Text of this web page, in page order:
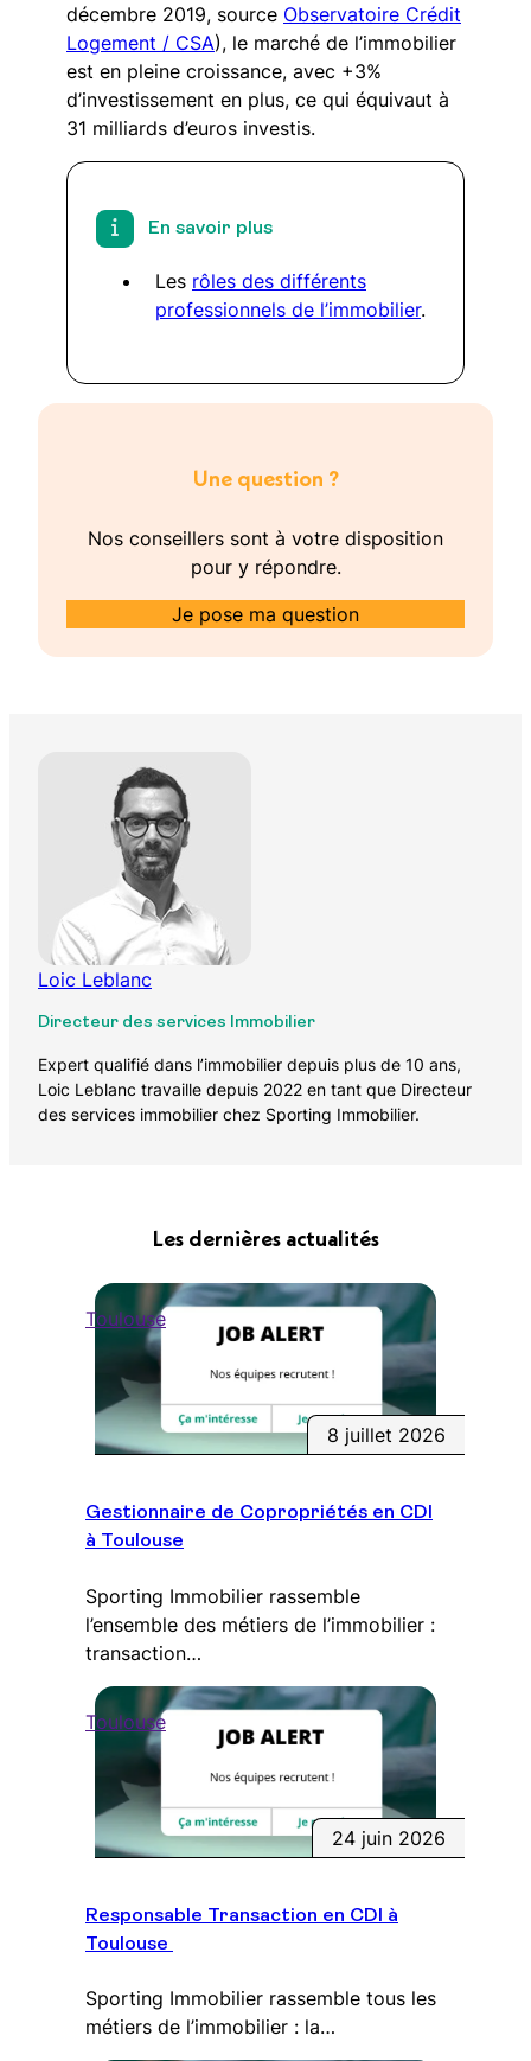
décembre 2019, source Observatoire Crédit
Logement / CSA), le marché de l’immobilier
est en pleine croissance, avec +3%
d’investissement en plus, ce qui équivaut à
31 milliards d’euros investis.
En savoir plus
Les rôles des différents
professionnels de l’immobilier.
Une question ?
Nos conseillers sont à votre disposition
pour y répondre.
Je pose ma question
Loic Leblanc
Directeur des services Immobilier
Expert qualifié dans l’immobilier depuis plus de 10 ans,
Loic Leblanc travaille depuis 2022 en tant que Directeur
des services immobilier chez Sporting Immobilier.
Les dernières actualités
Toulouse
8 juillet 2026
Gestionnaire de Copropriétés en CDI
à Toulouse
Sporting Immobilier rassemble
l’ensemble des métiers de l’immobilier :
transaction…
Toulouse
24 juin 2026
Responsable Transaction en CDI à
Toulouse
Sporting Immobilier rassemble tous les
métiers de l’immobilier : la…